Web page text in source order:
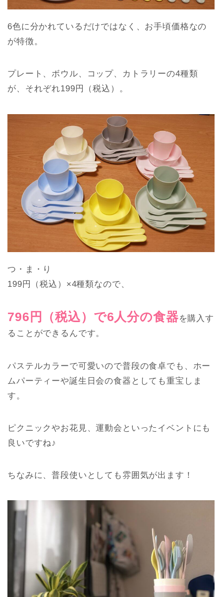
6色に分かれているだけではなく、お手頃価格なの
が特徴。
プレート、ボウル、コップ、カトラリーの4種類
が、それぞれ199円（税込）。
つ・ま・り
199円（税込）×4種類なので、
796円（税込）で6人分の食器を購入す
ることができるんです。
パステルカラーで可愛いので普段の食卓でも、ホー
ムパーティーや誕生日会の食器としても重宝しま
す。
ピクニックやお花見、運動会といったイベントにも
良いですね♪
ちなみに、普段使いとしても雰囲気が出ます！